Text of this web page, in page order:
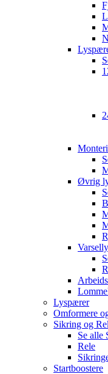
Øvrig
Lyspærer
Omformere
Sikring og
Se alle
Rele
Startboostere